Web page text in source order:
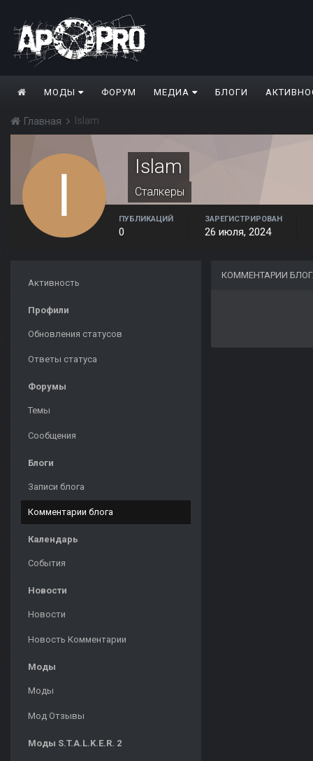
МОДЫ ФОРУМ МЕДИА БЛОГИ
Главная Islam
Islam
Сталкеры
ПУБЛИКАЦИЙ
0
ЗАРЕГИСТРИРОВАН
26 июля, 2024
Активность
Профили
Обновления статусов
Ответы статуса
Форумы
Темы
Сообщения
Блоги
Записи блога
Комментарии блога
Календарь
События
Новости
Новости
Новость Комментарии
Моды
Моды
Мод Отзывы
Моды S.T.A.L.K.E.R. 2
КОММЕНТАРИИ